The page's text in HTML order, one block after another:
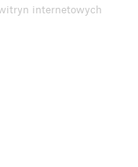
internetowych